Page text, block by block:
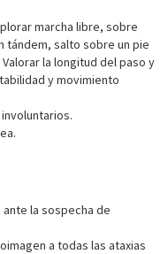
marcha libre, sobre
tándem, salto sobre un pie
la longitud del paso y
y movimiento
la sospecha de
a todas las ataxias